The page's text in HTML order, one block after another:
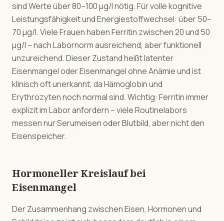
sind Werte über 80–100 µg/l nötig. Für volle kognitive
Leistungsfähigkeit und Energiestoffwechsel: über 50–
70 µg/l. Viele Frauen haben Ferritin zwischen 20 und 50
µg/l – nach Labornorm ausreichend, aber funktionell
unzureichend. Dieser Zustand heißt latenter
Eisenmangel oder Eisenmangel ohne Anämie und ist
klinisch oft unerkannt, da Hämoglobin und
Erythrozyten noch normal sind. Wichtig: Ferritin immer
explizit im Labor anfordern – viele Routinelabors
messen nur Serumeisen oder Blutbild, aber nicht den
Eisenspeicher.
Hormoneller Kreislauf bei
Eisenmangel
Der Zusammenhang zwischen Eisen, Hormonen und